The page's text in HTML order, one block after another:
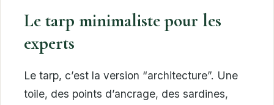
Le tarp minimaliste pour les
experts
Le tarp, c’est la version “architecture”. Une
toile, des points d’ancrage, des sardines,